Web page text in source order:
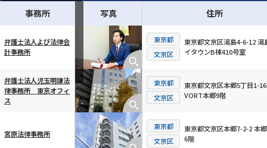
横スクロール可能
事務所 写真 住所
弁護士法人よぴ法律会
計事務所
東京都
文京区
東京都文京区湯島4-6-12 湯
イタウンB棟410号室
弁護士法人児玉明謙法
律事務所 東京オフィ
ス
東京都
文京区
東京都文京区本郷5丁目1-16
VORT本郷9階
宮原法律事務所
東京都
文京区
東京都文京区本郷7-2-2 本
6階